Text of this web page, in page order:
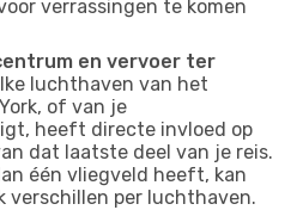
verrassingen te komen
en vervoer ter
luchthaven van het
of van je
heeft directe invloed op
dat laatste deel van je reis.
één vliegveld heeft, kan
verschillen per luchthaven.